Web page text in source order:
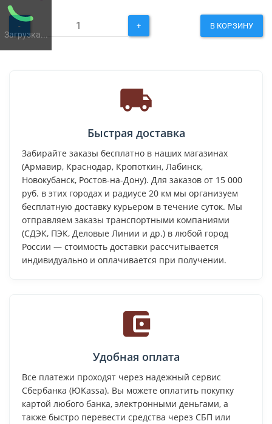
Загрузка...
- + В КОРЗИНУ
Быстрая доставка
Забирайте заказы бесплатно в наших магазинах
(Армавир, Краснодар, Кропоткин, Лабинск,
Новокубанск, Ростов-на-Дону). Для заказов от 15 000
руб. в этих городах и радиусе 20 км мы организуем
бесплатную доставку курьером в течение суток. Мы
отправляем заказы транспортными компаниями
(СДЭК, ПЭК, Деловые Линии и др.) в любой город
России — стоимость доставки рассчитывается
индивидуально и оплачивается при получении.
Удобная оплата
Все платежи проходят через надежный сервис
Сбербанка (ЮKassa). Вы можете оплатить покупку
картой любого банка, электронными деньгами, а
также быстро перевести средства через СБП или